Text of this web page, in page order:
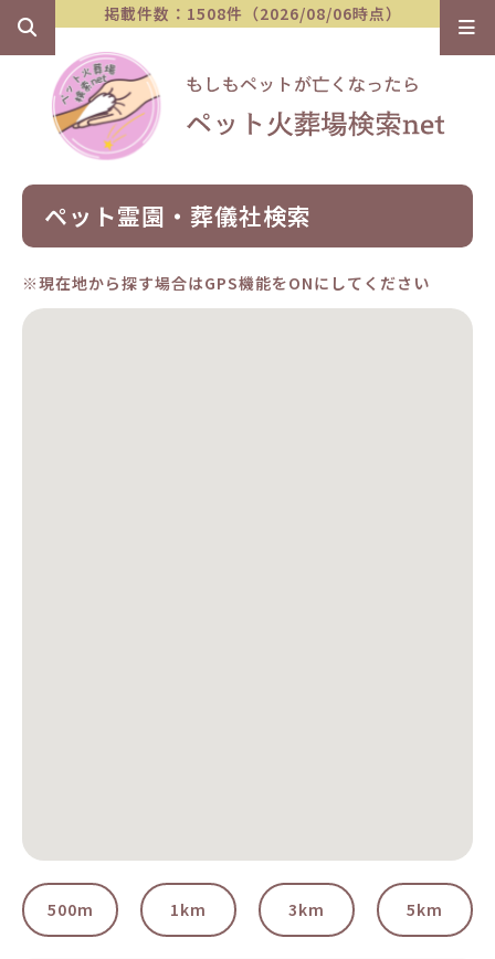
掲載件数：1508件（2026/08/06時点）
ペット霊園・葬儀社検索
※現在地から探す場合はGPS機能をONにしてください
500m 1km 3km 5km